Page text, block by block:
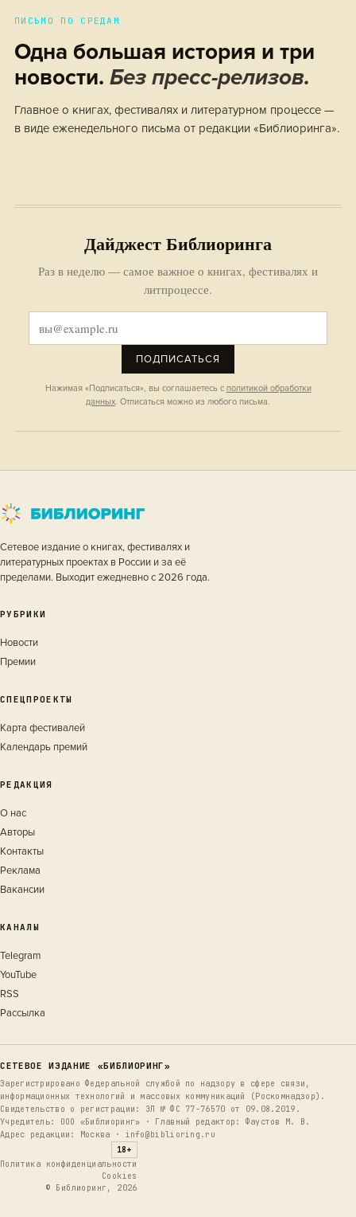
ПИСЬМО ПО СРЕДАМ
Одна большая история и три
новости. Без пресс-релизов.
Главное о книгах, фестивалях и литературном процессе —
в виде еженедельного письма от редакции «Библиоринга».
Дайджест Библиоринга
Раз в неделю — самое важное о книгах, фестивалях и
литпроцессе.
ПОДПИСАТЬСЯ
Нажимая «Подписаться», вы соглашаетесь с политикой обработки
данных. Отписаться можно из любого письма.
Сетевое издание о книгах, фестивалях и
литературных проектах в России и за её
пределами. Выходит ежедневно с 2026 года.
РУБРИКИ
Новости
Премии
СПЕЦПРОЕКТЫ
Карта фестивалей
Календарь премий
РЕДАКЦИЯ
О нас
Авторы
Контакты
Реклама
Вакансии
КАНАЛЫ
Telegram
YouTube
RSS
Рассылка
СЕТЕВОЕ ИЗДАНИЕ «БИБЛИОРИНГ»
Зарегистрировано Федеральной службой по надзору в сфере связи,
информационных технологий и массовых коммуникаций (Роскомнадзор).
Свидетельство о регистрации: ЭЛ № ФС 77-76570 от 09.08.2019.
Учредитель: ООО «Библиоринг» · Главный редактор: Фаустов М. В.
Адрес редакции: Москва · info@biblioring.ru
18+
Политика конфиденциальности
Cookies
© Библиоринг, 2026